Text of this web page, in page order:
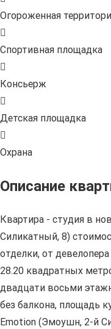
Огороженная
Спортивная площадка
Консьерж
Детская площадка
Охрана
Описание
Квартира - студия в
Силикатный, 8)
отделки, от
28.20 квадратных
двадцати восьми
без балкона, площадь
Emotion (Эмоушн, 2-й